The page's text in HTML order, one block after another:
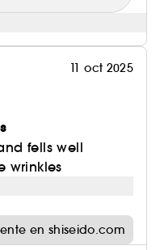
11 oct 2025
fells well
wrinkles
en shiseido.com